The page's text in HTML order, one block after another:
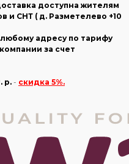
доступна жителям
и СНТ ( д. Разметелево +10
адресу по тарифу
за счет
р.- скидка 5%.